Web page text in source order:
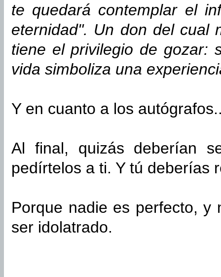
te quedará contemplar el
eternidad". Un don del cual
tiene el privilegio de gozar:
vida simboliza una
Y en cuanto a los
Al final, quizás deberían
pedírtelos a ti. Y tú deberías
Porque nadie es perfecto,
ser idolatrado.